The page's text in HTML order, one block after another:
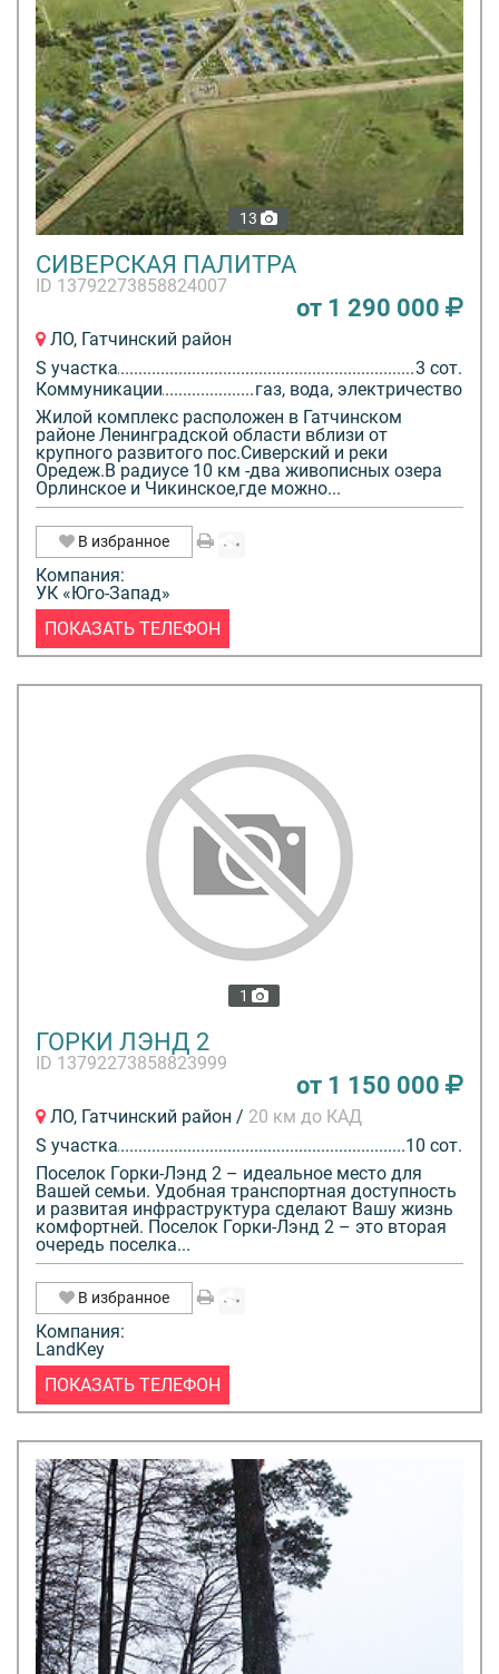
13
СИВЕРСКАЯ ПАЛИТРА
ID 13792273858824007
от 1 290 000
ЛО, Гатчинский район
S участка
3 сот.
Коммуникации
газ, вода, электричество
Жилой комплекс расположен в Гатчинском
районе Ленинградской области вблизи от
крупного развитого пос.Сиверский и реки
Оредеж.В радиусе 10 км -два живописных озера
Орлинское и Чикинское,где можно...
В избранное
Компания:
УК «Юго-Запад»
ПОКАЗАТЬ ТЕЛЕФОН
1
ГОРКИ ЛЭНД 2
ID 13792273858823999
от 1 150 000
ЛО, Гатчинский район / 20 км до КАД
S участка
10 сот.
Поселок Горки-Лэнд 2 – идеальное место для
Вашей семьи. Удобная транспортная доступность
и развитая инфраструктура сделают Вашу жизнь
комфортней. Поселок Горки-Лэнд 2 – это вторая
очередь поселка...
В избранное
Компания:
LandKey
ПОКАЗАТЬ ТЕЛЕФОН